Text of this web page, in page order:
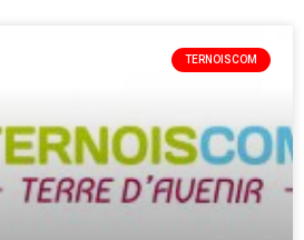
TERNOISCOM